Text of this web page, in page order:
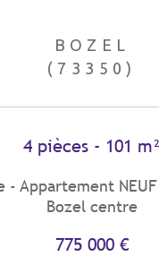
BOZEL
(73350)
4 pièces - 101 m²
- Appartement
Bozel centre
775 000 €